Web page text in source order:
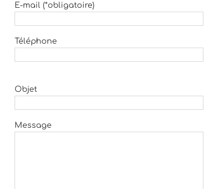
E-mail (*obligatoire)
Téléphone
Objet
Message